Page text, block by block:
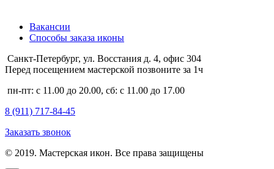
Вакансии
Способы заказа иконы
Санкт-Петербург, ул. Восстания д. 4, офис 304
Перед посещением мастерской позвоните за 1ч
пн-пт: с 11.00 до 20.00, сб: с 11.00 до 17.00
8 (911) 717-84-45
Заказать звонок
© 2019. Мастерская икон. Все права защищены